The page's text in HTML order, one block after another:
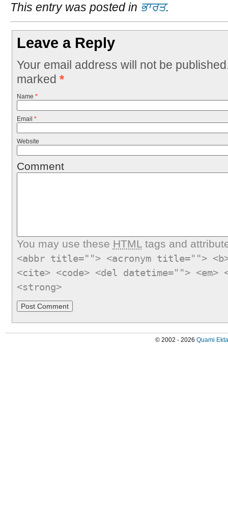
This entry was posted in ਭਾਰਤ.
Leave a Reply
Your email address will not be
marked *
Name *
Email *
Website
Comment
You may use these HTMLtags and
<abbr title=""> <acronym title="">
<cite> <code> <del datetime="">
<strong>
© 2002 - 2026 Quami